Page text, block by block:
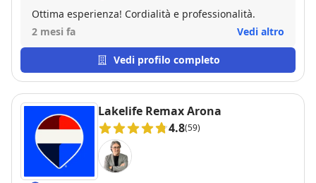
Ottima esperienza! Cordialità e professionalità.
2 mesi fa
Vedi altro
Vedi profilo completo
Lakelife Remax Arona
4.8(59)